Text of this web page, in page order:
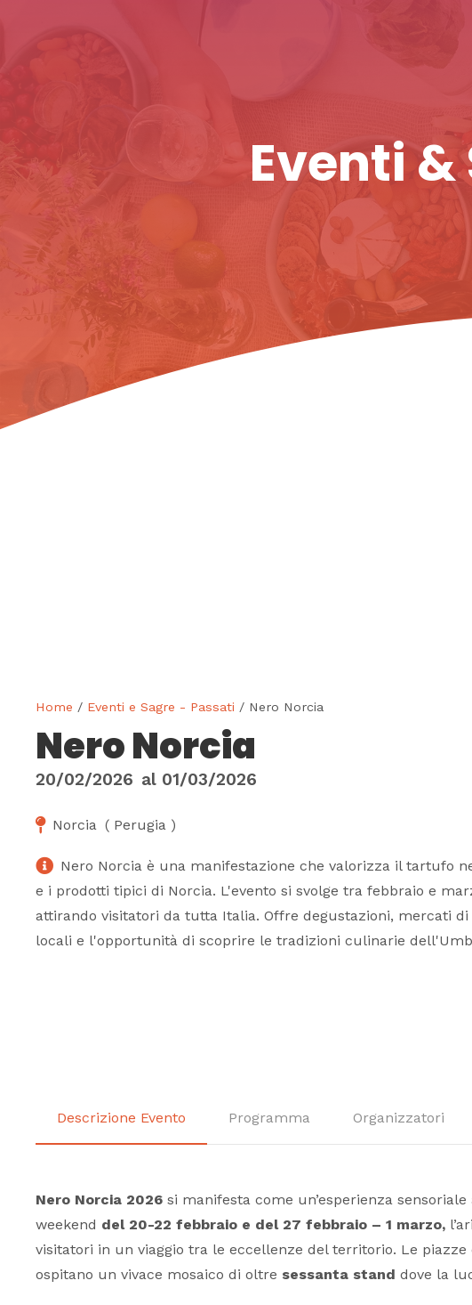
Eventi
Home / Eventi e Sagre - Passati / Nero Norcia
Nero Norcia
20/02/2026 al 01/03/2026
Norcia ( Perugia )
Nero Norcia è una manifestazione che valorizza il tartufo
e i prodotti tipici di Norcia. L'evento si svolge tra febbraio e
attirando visitatori da tutta Italia. Offre degustazioni, mercati
locali e l'opportunità di scoprire le tradizioni culinarie
Descrizione Evento Programma Organizzatori
Nero Norcia 2026 si manifesta come un’esperienza
weekend del 20-22 febbraio e del 27 febbraio – 1 marzo,
visitatori in un viaggio tra le eccellenze del territorio. Le
ospitano un vivace mosaico di oltre sessanta stand dove la